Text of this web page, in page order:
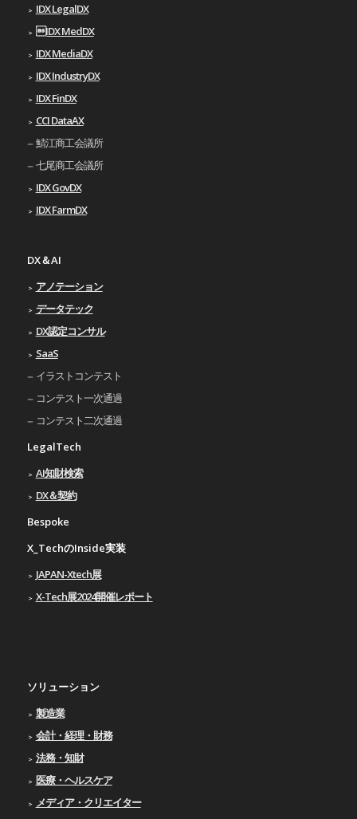
IDX LegalDX
IDX MedDX
IDX MediaDX
IDX IndustryDX
IDX FinDX
CCI DataAX
鯖江商工会議所
七尾商工会議所
IDX GovDX
IDX FarmDX
DX＆AI
アノテーション
データテック
DX認定コンサル
SaaS
イラストコンテスト
コンテスト一次通過
コンテスト二次通過
LegalTech
AI知財検索
DX＆契約
Bespoke
X_TechのInside実装
JAPAN-Xtech展
X-Tech展2024開催レポート
ソリューション
製造業
会計・経理・財務
法務・知財
医療・ヘルスケア
メディア・クリエイター